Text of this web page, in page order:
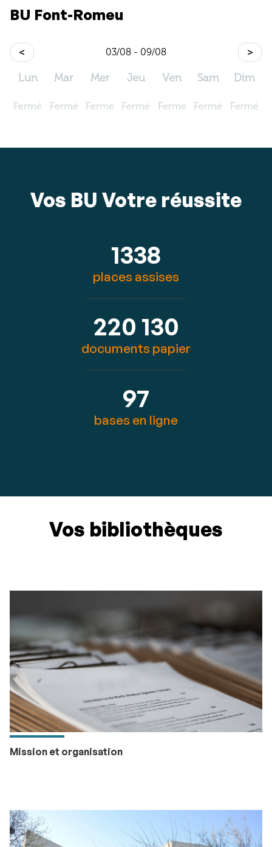
BU Font-Romeu
>
< 03/08 - 09/08
Lun
Fermé
Mar
Fermé
Mer
Fermé
Jeu
Fermé
Ven
Fermé
Sam
Fermé
Dim
Fermé
Vos BU Votre réussite
1338
places assises
220 130
documents papier
97
bases en ligne
Vos bibliothèques
Mission et organisation